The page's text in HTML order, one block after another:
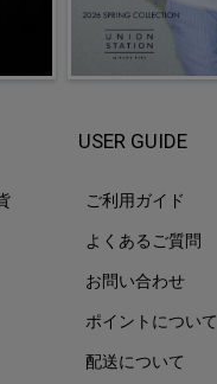
USER GUIDE
ご利用ガイド
よくあるご質問
お問い合わせ
ポイントについて
配送について